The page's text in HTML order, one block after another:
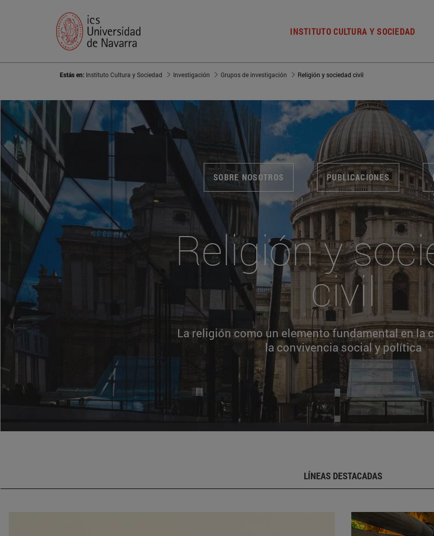
INSTITUTO CULTURA Y SOCIEDAD
Estás en: Instituto Cultura y Sociedad Investigación Grupos de investigación Religión y sociedad civil
SOBRE NOSOTROS PUBLICACIONES
Religión y
civil
La religión como un elemento fundamental en la
la convivencia social y política
LÍNEAS DESTACADAS